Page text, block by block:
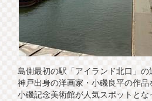
島側最初の駅「アイランド北口」の
神戸出身の洋画家・小磯良平の作品
小磯記念美術館が人気スポットとな